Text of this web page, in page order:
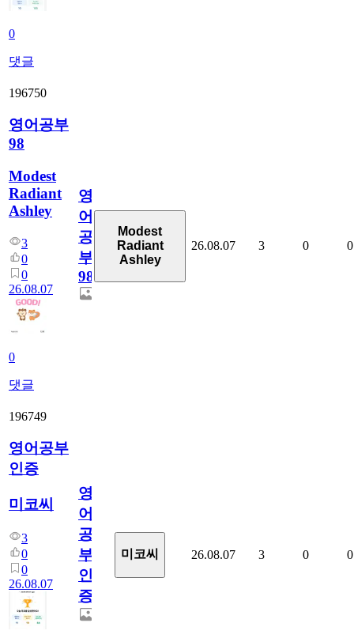
0
댓글
196750
영어공부
98
Modest
Radiant
Ashley
3
0
0
26.08.07
0
댓글
영
어
공
부
98
Modest
Radiant
Ashley
26.08.07 3 0 0
196749
영어공부
인증
미코씨
3
0
0
26.08.07
영
어
공
부
인
증
미코씨 26.08.07 3 0 0